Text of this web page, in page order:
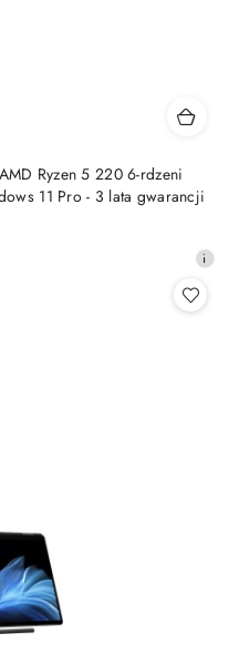
Ryzen 5 220 6-rdzeni
11 Pro - 3 lata gwarancji